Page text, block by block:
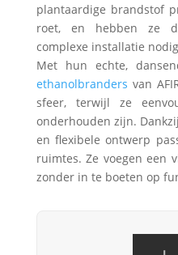
plantaardige brandstof
roet, en hebben ze
complexe installatie
Met hun echte,
ethanolbranders van
sfeer, terwijl ze
onderhouden zijn.
en flexibele ontwerp
ruimtes. Ze voegen een
zonder in te boeten op